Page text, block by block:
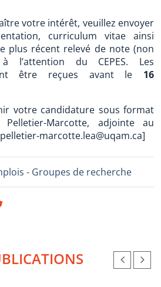
votre intérêt, veuillez envoyer
curriculum vitae ainsi
plus récent relevé de note (non
l’attention du CEPES. Les
être reçues avant le 16
votre candidature sous format
Marcotte, adjointe au
marcotte.lea@uqam.ca]
- Groupes de recherche